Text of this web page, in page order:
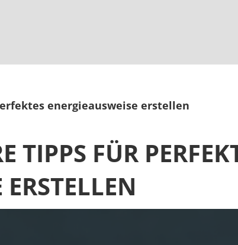
energieausweise erstellen
TIPPS FÜR